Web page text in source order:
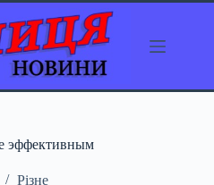
эффективным
Різне